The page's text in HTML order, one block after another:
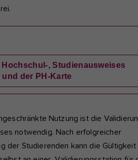
Hochschul-, Studienausweises
und der PH-Karte
Nutzung ist die
notwendig. Nach erfolgreicher
der Studierenden kann die Gültigkeit